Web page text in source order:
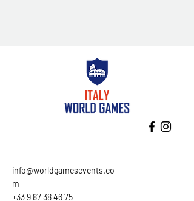
info@worldgamesevents.co
m
+33 9 87 38 46 75